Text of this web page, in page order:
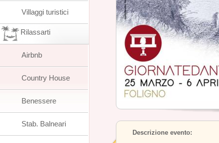
Descrizione evento:
Villaggi turistici
Rilassarti
Airbnb
Country House
Benessere
Stab. Balneari